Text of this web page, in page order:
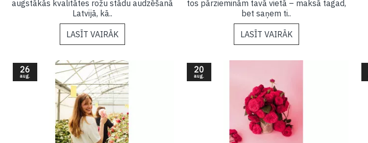
augstākās kvalitātes rožu stādu audzēšanā
Latvijā, kā..
LASĪT VAIRĀK
tos pārzieminām tavā vietā – maksā tagad,
bet saņem ti..
LASĪT VAIRĀK
26
aug.
20
aug.